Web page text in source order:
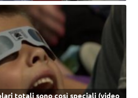
totali sono così speciali (video